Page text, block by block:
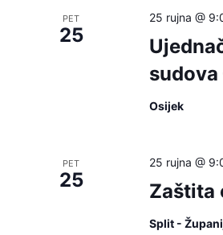
PET
25
sudova
25 rujna @
Osijek
PET
25 Zaštita
25 rujna @
Split -